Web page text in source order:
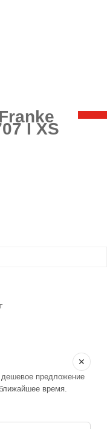
I XS
✕
предложение
время.